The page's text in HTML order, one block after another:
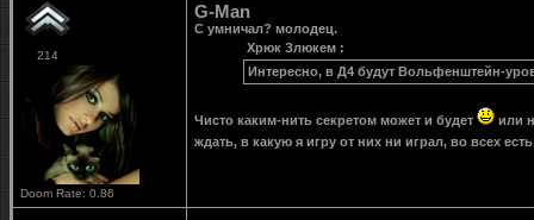
214
Doom Rate: 0.86
G-Man
С умничал? молодец.
Хрюк Злюкем :
Интересно, в Д4 будут Вольфенштейн-
Чисто каким-нить секретом может и будет
или
ждать, в какую я игру от них ни играл, во всех есть